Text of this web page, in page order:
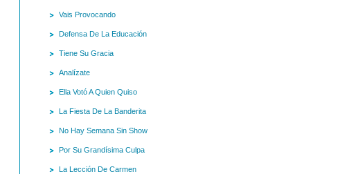
Vais Provocando
Defensa De La Educación
Tiene Su Gracia
Analízate
Ella Votó A Quien Quiso
La Fiesta De La Banderita
No Hay Semana Sin Show
Por Su Grandísima Culpa
La Lección De Carmen